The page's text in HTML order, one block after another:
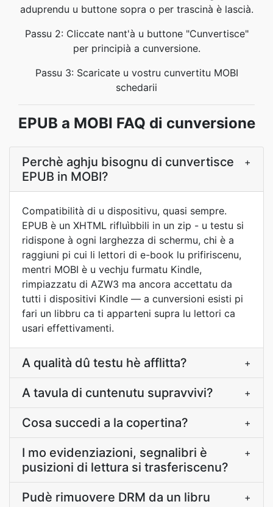
aduprendu u buttone sopra o per trascinà è lascià.
Passu 2: Cliccate nant'à u buttone "Cunvertisce"
per principià a cunversione.
Passu 3: Scaricate u vostru cunvertitu MOBI
schedarii
EPUB a MOBI FAQ di cunversione
Perchè aghju bisognu di cunvertisce
EPUB in MOBI?
+
Compatibilità di u dispositivu, quasi sempre.
EPUB è un XHTML rifluìbbili in un zip - u testu si
ridispone à ogni larghezza di schermu, chi è a
raggiuni pi cui li lettori di e-book lu prifiriscenu,
mentri MOBI è u vechju furmatu Kindle,
rimpiazzatu di AZW3 ma ancora accettatu da
tutti i dispositivi Kindle — a cunversioni esisti pi
fari un libbru ca ti apparteni supra lu lettori ca
usari effettivamenti.
A qualità dû testu hè afflitta? +
A tavula di cuntenutu supravvivi? +
Cosa succedi a la copertina? +
I mo evidenziazioni, segnalibri è
pusizioni di lettura si trasferiscenu?
+
Pudè rimuovere DRM da un libru
+